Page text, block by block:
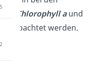
Chlorophyll aund
beobachtet werden.